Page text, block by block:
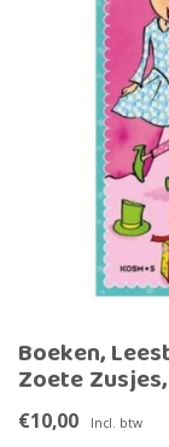
Boeken,
Zoete
€10,00 Incl. btw